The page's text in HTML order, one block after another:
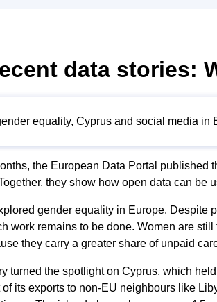
data stories:
equality, Cyprus and social media in
the European Data Portal published
they show how open data can be
gender equality in Europe. Despite
work remains to be done. Women are
they carry a greater share of unpaid
turned the spotlight on Cyprus, which
of its exports to non-EU neighbours like